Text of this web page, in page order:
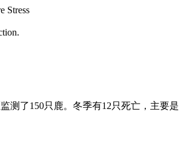
Stress
测了150只鹿。冬季有12只死亡，主要是